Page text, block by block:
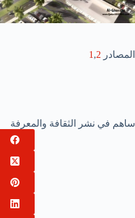
المصادر 1 ,2
ساهم في نشر الثقافة والمعرفة